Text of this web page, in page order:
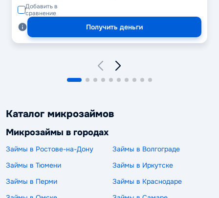
Добавить в
сравнение
Получить деньги
Каталог микрозаймов
Микрозаймы в городах
Займы в Ростове-на-Дону
Займы в Волгограде
Займы в Тюмени
Займы в Иркутске
Займы в Перми
Займы в Краснодаре